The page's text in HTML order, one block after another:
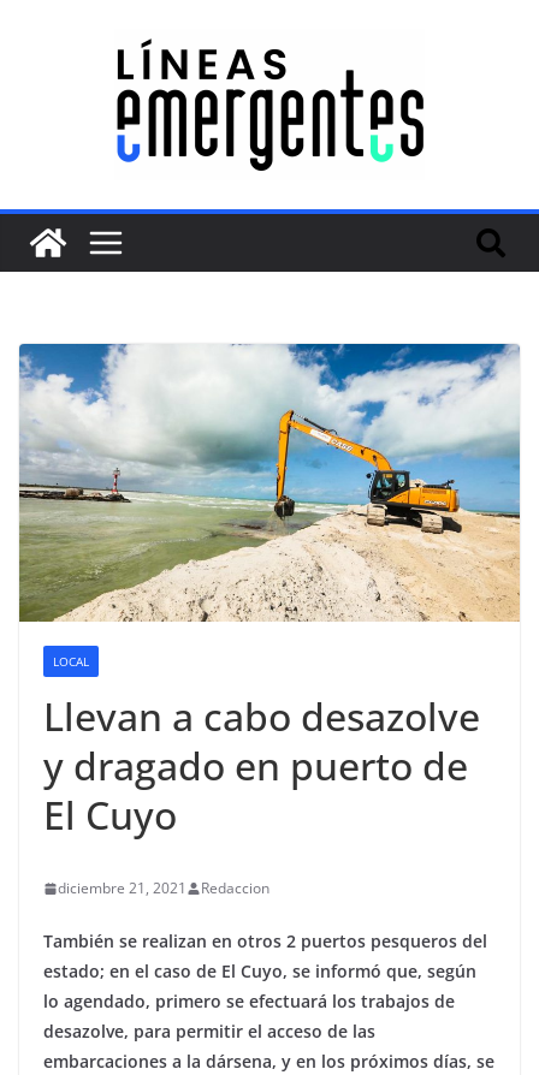
LOCAL
Llevan a cabo desazolve
y dragado en puerto de
El Cuyo
diciembre 21, 2021 Redaccion
También se realizan en otros 2 puertos pesqueros del
estado; en el caso de El Cuyo, se informó que, según
lo agendado, primero se efectuará los trabajos de
desazolve, para permitir el acceso de las
embarcaciones a la dársena, y en los próximos días, se